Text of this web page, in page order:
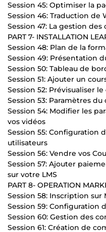
Session 45: Optimiser la
Session 46: Traduction de
Session 47: La gestion
PART 7- INSTALLATION
Session 48: Plan de la
Session 49: Présentation
Session 50: Tableau de
Session 51: Ajouter un
Session 52: Prévisualiser le
Session 53: Paramètres du
Session 54: Modifier les
vos vidéos
Session 55: Configuration
utilisateurs
Session 56: Vendre vos
Session 57: Ajouter
sur votre LMS
PART 8- OPERATION
Session 58: Inscription sur
Session 59: Configuration
Session 60: Gestion des
Session 61: Création de